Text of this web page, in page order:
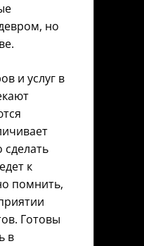
но
и услуг в
к
помнить,
Готовы
в